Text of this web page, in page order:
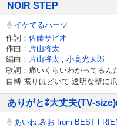
NOIR STEP
イケてるハーツ
作詞： 佐藤サビオ
作曲： 片山将太
編曲： 片山将太 小高光太郎
歌詞：痛いくらいわかってるん
自縛 振りほどいて 透明な壁に爪
ありがと⇄大丈夫(TV-
あいね,みお from BEST